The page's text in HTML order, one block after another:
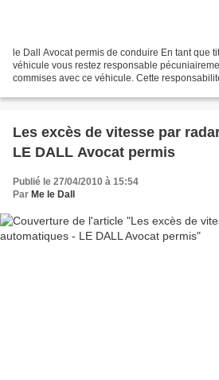
le Dall Avocat permis de conduire En tant que
véhicule vous restez responsable
commises avec ce véhicule. Cette
Les excès de vitesse par
LE DALL Avocat permis
Publié le 27/04/2010 à 15:54
Par Me le Dall